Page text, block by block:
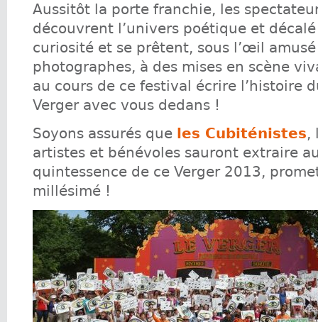
Aussitôt la porte franchie, les
découvrent l’univers poétique et
curiosité et se prêtent, sous l’œil
photographes, à des mises en scène
au cours de ce festival écrire l’histoire
Verger avec vous dedans !
Soyons assurés que les Cubiténistes,
artistes et bénévoles sauront extraire
quintessence de ce Verger 2013,
millésimé !